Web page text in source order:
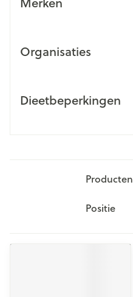
Organisaties
Dieetbeperkingen
Producten
Sorteer op: